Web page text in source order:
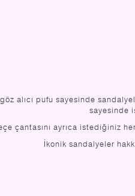
göz alıcı pufu sayesinde
sayesinde
çantasını ayrıca istediğiniz
İkonik sandalyeler